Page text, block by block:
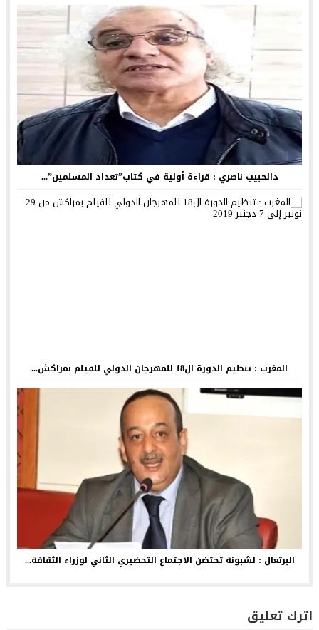
دالحبيب ناصري : قراءة أولية في كتاب”تعداد المسلمين”...
المغرب : تنظيم الدورة ال18 للمهرجان الدولي للفيلم بمراكش...
البرتغال : لشبونة تحتضن الاجتماع التحضيري الثاني لوزراء الثقافة...
اترك تعليق